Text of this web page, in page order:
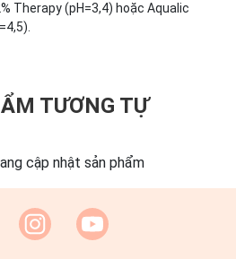
Therapy (pH=3,4) hoặc Aqualic
TƯƠNG TỰ
cập nhật sản phẩm